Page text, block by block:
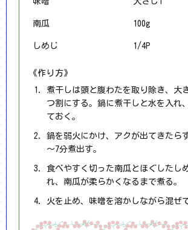
南瓜 100g
しめじ 1/4P
《作り方》
煮干しは頭と腹わたを取り除き、大
つ割にする。鍋に煮干しと水を入れ
ておく。
鍋を弱火にかけ、アクが出てきたら
～7分煮出す。
食べやすく切った南瓜とほぐしたし
れ、南瓜が柔らかくなるまで煮る。
火を止め、味噌を溶かしながら混ぜ